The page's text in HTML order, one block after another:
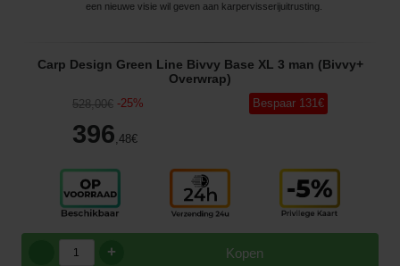
een nieuwe visie wil geven aan karpervisserijuitrusting.
Carp Design Green Line Bivvy Base XL 3 man (Bivvy+
Overwrap)
528,00€ -25%
396,48€
Bespaar 131€
Kopen
+